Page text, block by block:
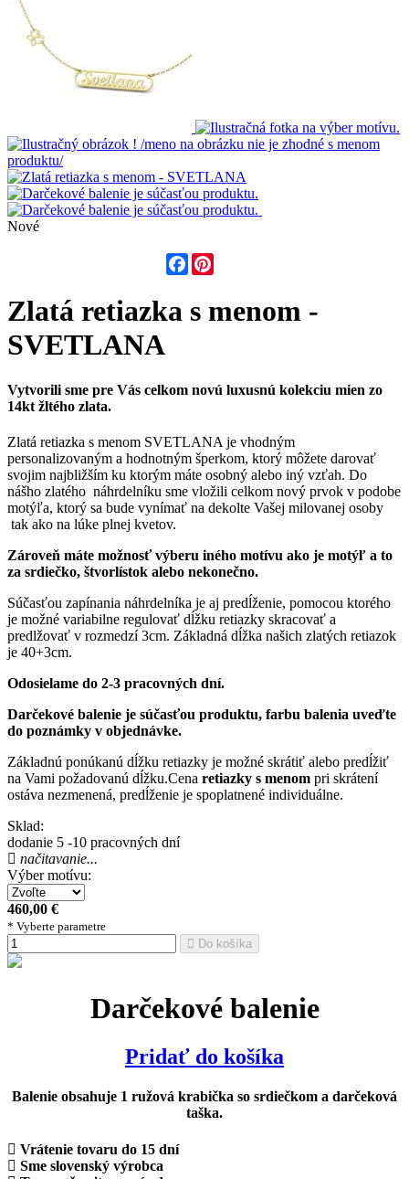
Nové
Facebook
Zlatá retiazka s menom -
SVETLANA
Vytvorili sme pre Vás celkom novú luxusnú kolekciu mien zo
14kt žltého zlata.
Zlatá retiazka s menom SVETLANA je vhodným
personalizovaným a hodnotným šperkom, ktorý môžete darovať
svojim najbližším ku ktorým máte osobný alebo iný vzťah. Do
nášho zlatého náhrdelníku sme vložili celkom nový prvok v podobe
motýľa, ktorý sa bude vynímať na dekolte Vašej milovanej osoby
tak ako na lúke plnej kvetov.
Zároveň máte možnosť výberu iného motívu ako je motýľ a to
za srdiečko, štvorlístok alebo nekonečno.
Súčasťou zapínania náhrdelníka je aj predĺženie, pomocou ktorého
je možné variabilne regulovať dĺžku retiazky skracovať a
predlžovať v rozmedzí 3cm. Základná dĺžka našich zlatých retiazok
je 40+3cm.
Odosielame do 2-3 pracovných dní.
Darčekové balenie je súčasťou produktu, farbu balenia uveďte
do poznámky v objednávke.
Základnú ponúkanú dĺžku retiazky je možné skrátiť alebo predĺžiť
na Vami požadovanú dĺžku.Cena retiazky s menom pri skrátení
ostáva nezmenená, predĺženie je spoplatnené individuálne.
Sklad:
dodanie 5 -10 pracovných dní
načitavanie...
Výber motívu:
460,00 €
* Vyberte parametre
Do košíka
Darčekové balenie
Pridať do košíka
Balenie obsahuje 1 ružová krabička so srdiečkom a darčeková
taška.
Vrátenie tovaru do 15 dní
Sme slovenský výrobca